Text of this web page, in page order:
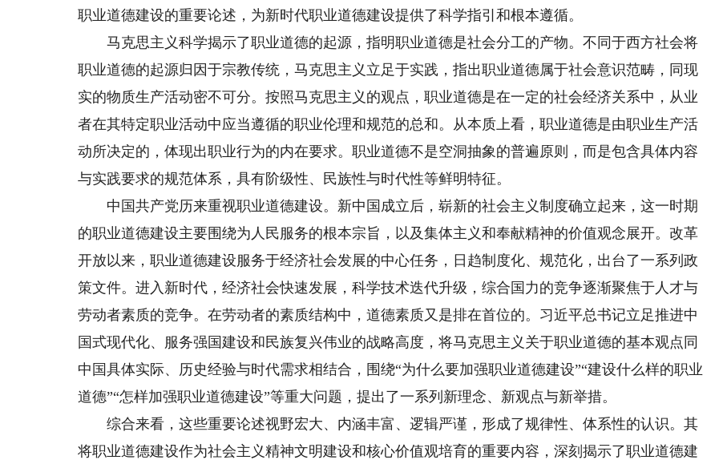
职业道德建设的重要论述，为新时代职业道德建设提供了科学指引和根本遵循。
马克思主义科学揭示了职业道德的起源，指明职业道德是社会分工的产物。不同于西方社会将
职业道德的起源归因于宗教传统，马克思主义立足于实践，指出职业道德属于社会意识范畴，同现
实的物质生产活动密不可分。按照马克思主义的观点，职业道德是在一定的社会经济关系中，从业
者在其特定职业活动中应当遵循的职业伦理和规范的总和。从本质上看，职业道德是由职业生产活
动所决定的，体现出职业行为的内在要求。职业道德不是空洞抽象的普遍原则，而是包含具体内容
与实践要求的规范体系，具有阶级性、民族性与时代性等鲜明特征。
中国共产党历来重视职业道德建设。新中国成立后，崭新的社会主义制度确立起来，这一时期
的职业道德建设主要围绕为人民服务的根本宗旨，以及集体主义和奉献精神的价值观念展开。改革
开放以来，职业道德建设服务于经济社会发展的中心任务，日趋制度化、规范化，出台了一系列政
策文件。进入新时代，经济社会快速发展，科学技术迭代升级，综合国力的竞争逐渐聚焦于人才与
劳动者素质的竞争。在劳动者的素质结构中，道德素质又是排在首位的。习近平总书记立足推进中
国式现代化、服务强国建设和民族复兴伟业的战略高度，将马克思主义关于职业道德的基本观点同
中国具体实际、历史经验与时代需求相结合，围绕“为什么要加强职业道德建设”“建设什么样的职业
道德”“怎样加强职业道德建设”等重大问题，提出了一系列新理念、新观点与新举措。
综合来看，这些重要论述视野宏大、内涵丰富、逻辑严谨，形成了规律性、体系性的认识。其
将职业道德建设作为社会主义精神文明建设和核心价值观培育的重要内容，深刻揭示了职业道德建